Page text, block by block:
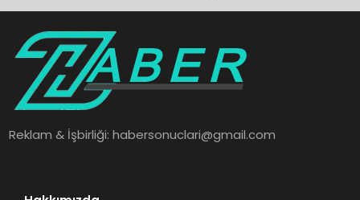
Reklam & İşbirliği:habersonuclari@gmail.com